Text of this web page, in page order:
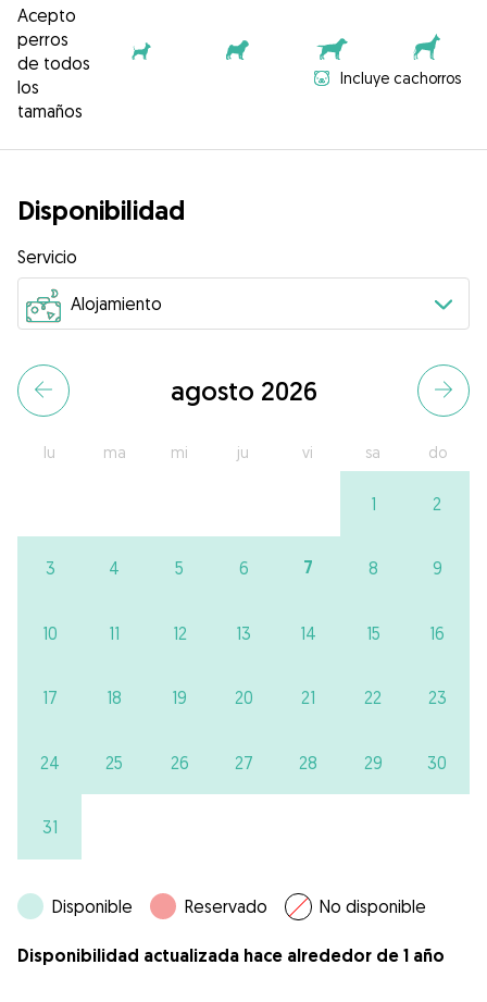
Acepto
perros
de todos
los
tamaños
Incluye cachorros
Disponibilidad
Servicio
agosto 2026
lu ma mi ju vi sa do
1 2
3 4 5 6 7 8 9
10 11 12 13 14 15 16
17 18 19 20 21 22 23
24 25 26 27 28 29 30
31
Disponible Reservado No disponible
Disponibilidad actualizada hace alrededor de 1 año